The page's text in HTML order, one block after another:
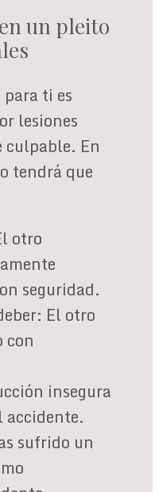
un pleito
ti es
lesiones
culpable. En
tendrá que
otro
seguridad.
El otro
con
insegura
accidente.
sufrido un